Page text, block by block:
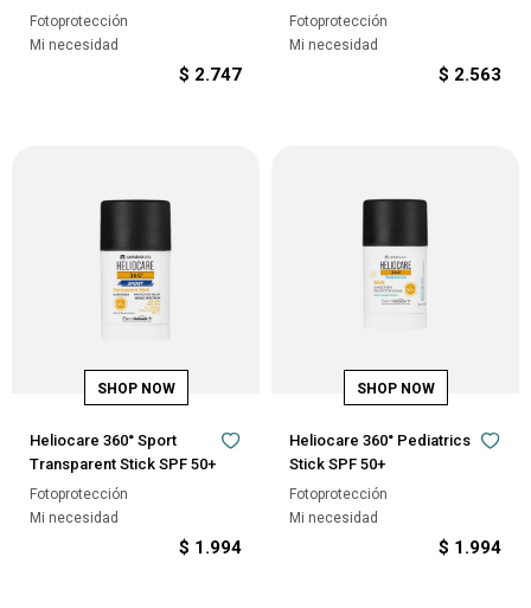
Fotoprotección
Mi necesidad
$ 2.747
Fotoprotección
Mi necesidad
$ 2.563
Heliocare 360° Sport
Transparent Stick SPF 50+
Fotoprotección
Mi necesidad
$ 1.994
Heliocare 360° Pediatrics
Stick SPF 50+
Fotoprotección
Mi necesidad
$ 1.994